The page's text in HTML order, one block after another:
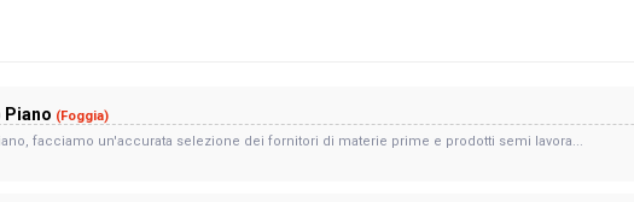
Piano (Foggia)
facciamo un'accurata selezione dei fornitori di materie prime e prodotti semi lavora...